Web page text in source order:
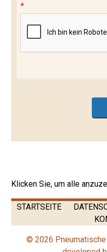
*
Klicken Sie, um alle
STARTSEITE
© 2026